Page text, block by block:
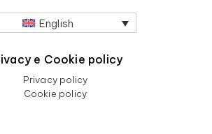
English
e Cookie policy
Privacy policy
Cookie policy